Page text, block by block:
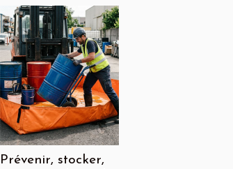
Prévenir, stocker,